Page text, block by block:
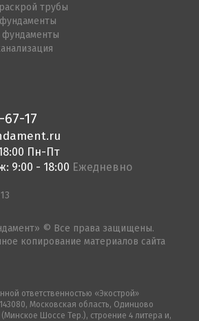
трубы
17
Пн-Пт
9:00 - 18:00 Ежедневно
ответственностью «Экострой»
Московская область, Одинцово
Шоссе Тер.), строение 4 литера и,
© Все права защищены.
копирование материалов сайта